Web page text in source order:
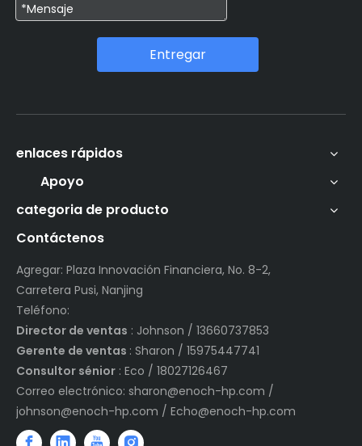
Entregar
enlaces rápidos
Apoyo
categoria de producto
Contáctenos
Agregar: Plaza Innovación Financiera, No. 8-2,
Carretera Pusi, Nanjing
Teléfono:
Director de ventas : Johnson / 13660737853
Gerente de ventas : Sharon / 15975447741
Consultor sénior : Eco / 18027126467
Correo electrónico: sharon@enoch-hp.com /
johnson@enoch-hp.com / Echo@enoch-hp.com